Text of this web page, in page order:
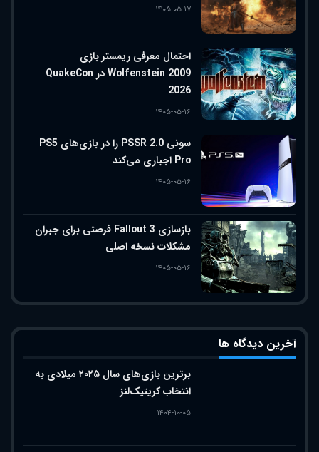
۱۴۰۵-۰۵-۱۷
احتمال معرفی ریمستر بازی
Wolfenstein 2009 در QuakeCon
2026
۱۴۰۵-۰۵-۱۶
سونی PSSR 2.0 را در بازی‌های PS5
Pro اجباری می‌کند
۱۴۰۵-۰۵-۱۶
بازسازی Fallout 3 فرصتی برای جبران
مشکلات نسخه اصلی
۱۴۰۵-۰۵-۱۶
آخرین دیدگاه ها
برترین بازی‌های سال ۲۰۲۵ میلادی به
انتخاب کریتیک‌لنز
۱۴۰۴-۱۰-۰۵